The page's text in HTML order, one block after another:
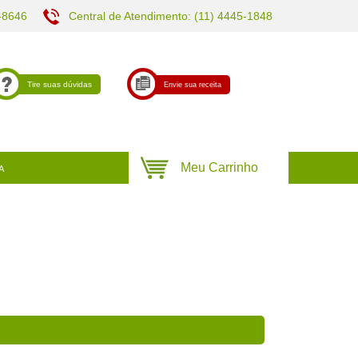
Central de Atendimento: (11) 4445-1848
Tire suas dúvidas Envie sua receita